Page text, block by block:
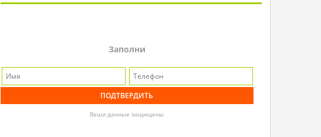
Заполни
Ваши данные защищены